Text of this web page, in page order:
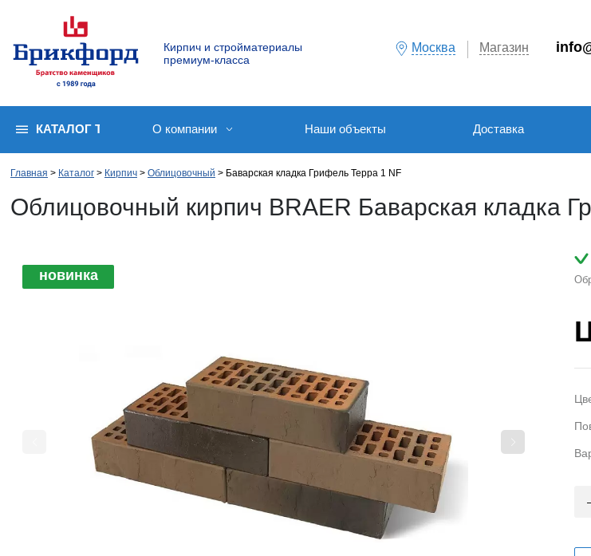
Кирпич и стройматериалы
премиум-класса
Москва Магазин
КАТАЛОГ ТОВАРОВО компании Наши объекты Доставка
Главная Каталог Кирпич Облицовочный Баварская кладка Грифель Терра 1 NF
Облицовочный кирпич BRAER Баварская кладка
новинка